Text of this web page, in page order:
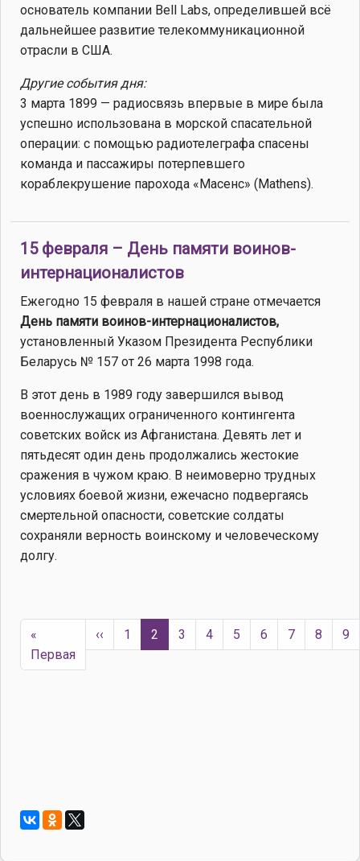
основатель компании Bell Labs, определившей всё
дальнейшее развитие телекоммуникационной
отрасли в США.
Другие события дня:
3 марта 1899 — радиосвязь впервые в мире была
успешно использована в морской спасательной
операции: с помощью радиотелеграфа спасены
команда и пассажиры потерпевшего
кораблекрушение парохода «Масенс» (Mathens).
15 февраля – День памяти воинов-
интернационалистов
Ежегодно 15 февраля в нашей стране отмечается
День памяти воинов-интернационалистов,
установленный Указом Президента Республики
Беларусь № 157 от 26 марта 1998 года.
В этот день в 1989 году завершился вывод
военнослужащих ограниченного контингента
советских войск из Афганистана. Девять лет и
пятьдесят один день продолжались жестокие
сражения в чужом краю. В неимоверно трудных
условиях боевой жизни, ежечасно подвергаясь
смертельной опасности, советские солдаты
сохраняли верность воинскому и человеческому
долгу.
Нумерация страниц
«
ПерваяПервая страница
‹‹ Предыдущая страница
1 2 3 4 5 6 7 8 9